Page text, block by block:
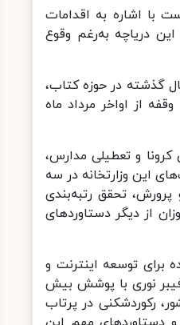
اشاره به اقدامات
دریاچه به‌رغم وقوع
گذشته در حوزه کتاب،
و خبرداد: اعزام عمره‌گذاران پس از ۹ سال وقفه از اواخر مرداد ماه
و تعطیلی مدارس،
این وزارتخانه در سه
تحقق رتبه‌بندی
از دیگر دستاوردهای
توسعه اینترنت و
نوری با پوشش بیش
رکوردشکنی در پرتاب